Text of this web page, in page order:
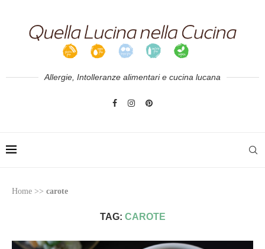
Allergie, Intolleranze alimentari e cucina lucana
Home >> carote
TAG: CAROTE